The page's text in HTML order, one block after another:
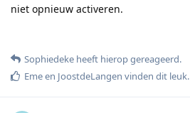
niet opnieuw activeren.
Sophiedeke heeft hierop gereageerd.
Emeen JoostdeLangen vinden dit leuk.